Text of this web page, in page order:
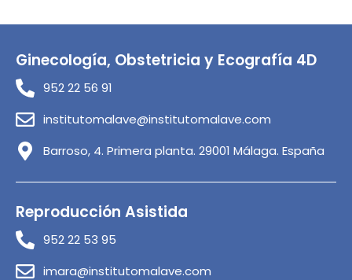
Ginecología, Obstetricia y Ecografía 4D
952 22 56 91
institutomalave@institutomalave.com
Barroso, 4. Primera planta. 29001 Málaga. España
Reproducción Asistida
952 22 53 95
imara@institutomalave.com